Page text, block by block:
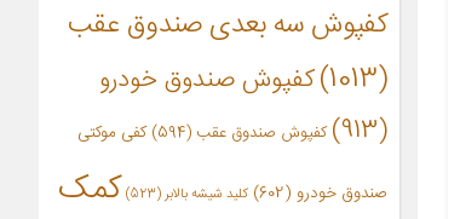
کفپوش سه بعدی صندوق عقب
(1013)
کفپوش صندوق خودرو
(913)
کفپوش صندوق عقب (594) کفی موکتی
صندوق خودرو (602) کلید شیشه بالابر(523)
کمک